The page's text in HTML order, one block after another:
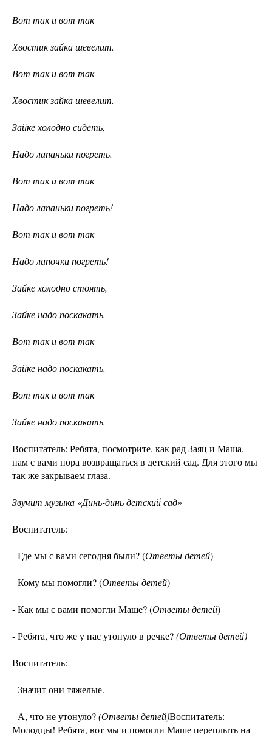
Вот так и вот так
Хвостик зайка шевелит.
Вот так и вот так
Хвостик зайка шевелит.
Зайке холодно сидеть,
Надо лапаньки погреть.
Вот так и вот так
Надо лапаньки погреть!
Вот так и вот так
Надо лапочки погреть!
Зайке холодно стоять,
Зайке надо поскакать.
Вот так и вот так
Зайке надо поскакать.
Вот так и вот так
Зайке надо поскакать.
Воспитатель: Ребята, посмотрите, как рад Заяц и Маша,
нам с вами пора возвращаться в детский сад. Для этого мы
так же закрываем глаза.
Звучит музыка «Динь-динь детский сад»
Воспитатель:
- Где мы с вами сегодня были? (Ответы детей)
- Кому мы помогли? (Ответы детей)
- Как мы с вами помогли Маше? (Ответы детей)
- Ребята, что же у нас утонуло в речке?(Ответы детей)
Воспитатель:
- Значит они тяжелые.
- А, что не утонуло?(Ответы детей)Воспитатель:
Молодцы! Ребята, вот мы и помогли Маше переплыть на